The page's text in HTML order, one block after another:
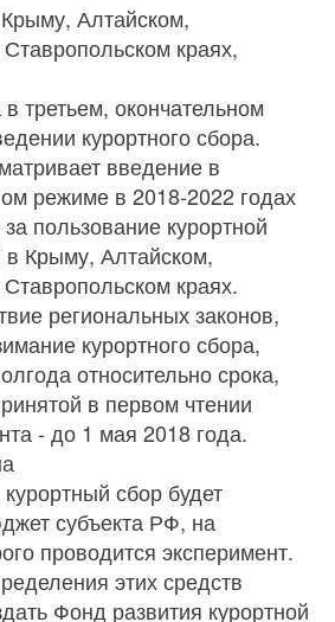
Алтайском,
краях,
третьем, окончательном
курортного сбора.
введение в
режиме в 2018-2022 годах
пользование курортной
в Крыму, Алтайском,
краях.
региональных законов,
курортного сбора,
относительно срока,
в первом чтении
- до 1 мая 2018 года.
сбор будет
субъекта РФ, на
проводится эксперимент.
этих средств
Фонд развития курортной